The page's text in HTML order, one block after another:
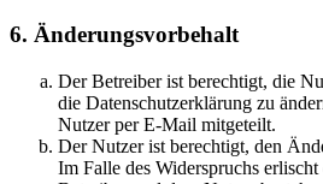
6. Änderungsvorbehalt
Der Betreiber ist berechtigt, die
die Datenschutzerklärung zu
Nutzer per E-Mail mitgeteilt.
Der Nutzer ist berechtigt, den
Im Falle des Widerspruchs